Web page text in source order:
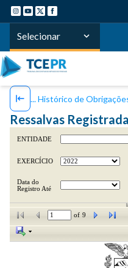
Selecionar
Histórico de
Ressalvas